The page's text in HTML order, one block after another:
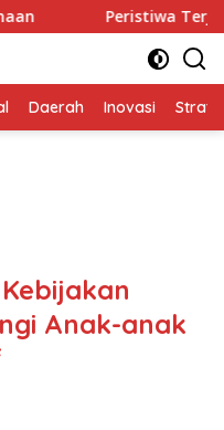
Peristiwa Terjadi
Daerah Inovasi
Anak-anak